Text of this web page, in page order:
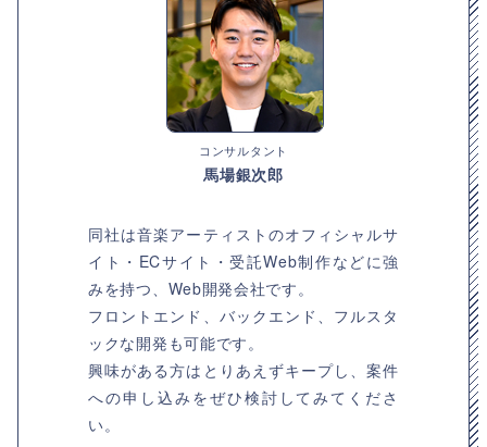
コンサルタント
馬場銀次郎
同社は音楽アーティストのオフィシャルサ
イト・ECサイト・受託Web制作などに強
みを持つ、Web開発会社です。
フロントエンド、バックエンド、フルスタ
ックな開発も可能です。
興味がある方はとりあえずキープし、案件
への申し込みをぜひ検討してみてくださ
い。